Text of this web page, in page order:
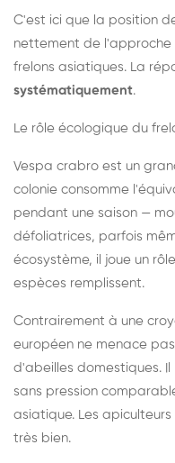
C'est ici que la position
nettement de l'approche
frelons asiatiques. La
systématiquement.
Le rôle écologique du
Vespa crabro est un
colonie consomme
pendant une saison —
défoliatrices, parfois
écosystème, il joue un
espèces remplissent.
Contrairement à une
européen ne menace
d'abeilles domestiques.
sans pression
asiatique. Les
très bien.